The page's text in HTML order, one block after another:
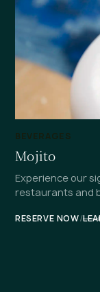
BEVERAGES
Mojito
Experience our
restaurants and
RESERVE NOW/